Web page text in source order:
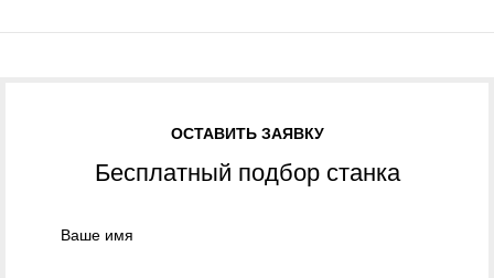
ОСТАВИТЬ ЗАЯВКУ
Бесплатный подбор станка